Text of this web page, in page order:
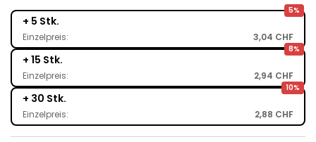
5%
+ 5 Stk.
Einzelpreis: 3,04 CHF
8%
+ 15 Stk.
Einzelpreis: 2,94 CHF
10%
+ 30 Stk.
Einzelpreis: 2,88 CHF